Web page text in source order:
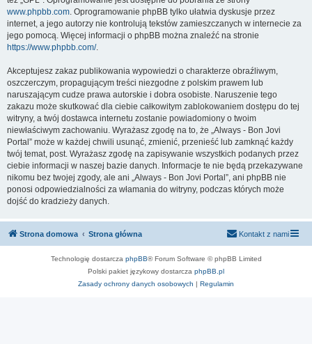
www.phpbb.com. Oprogramowanie phpBB tylko ułatwia dyskusje przez
internet, a jego autorzy nie kontrolują tekstów zamieszczanych w internecie za
jego pomocą. Więcej informacji o phpBB można znaleźć na stronie
https://www.phpbb.com/.
Akceptujesz zakaz publikowania wypowiedzi o charakterze obraźliwym,
oszczerczym, propagującym treści niezgodne z polskim prawem lub
naruszającym cudze prawa autorskie i dobra osobiste. Naruszenie tego
zakazu może skutkować dla ciebie całkowitym zablokowaniem dostępu do tej
witryny, a twój dostawca internetu zostanie powiadomiony o twoim
niewłaściwym zachowaniu. Wyrażasz zgodę na to, że „Always - Bon Jovi
Portal” może w każdej chwili usunąć, zmienić, przenieść lub zamknąć każdy
twój temat, post. Wyrażasz zgodę na zapisywanie wszystkich podanych przez
ciebie informacji w naszej bazie danych. Informacje te nie będą przekazywane
nikomu bez twojej zgody, ale ani „Always - Bon Jovi Portal”, ani phpBB nie
ponosi odpowiedzialności za włamania do witryny, podczas których może
dojść do kradzieży danych.
Strona domowa Strona główna Kontakt z nami
Technologię dostarcza phpBB® Forum Software © phpBB Limited
Polski pakiet językowy dostarcza phpBB.pl
Zasady ochrony danych osobowych | Regulamin